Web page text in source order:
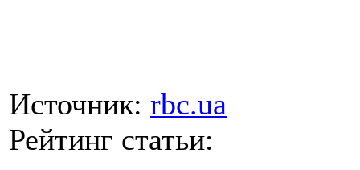
Источник: rbc.ua
Рейтинг статьи: